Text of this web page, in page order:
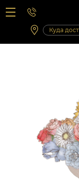
Вопросы-ответы
Сб 10:00 ‐ 14:00
Выходные и